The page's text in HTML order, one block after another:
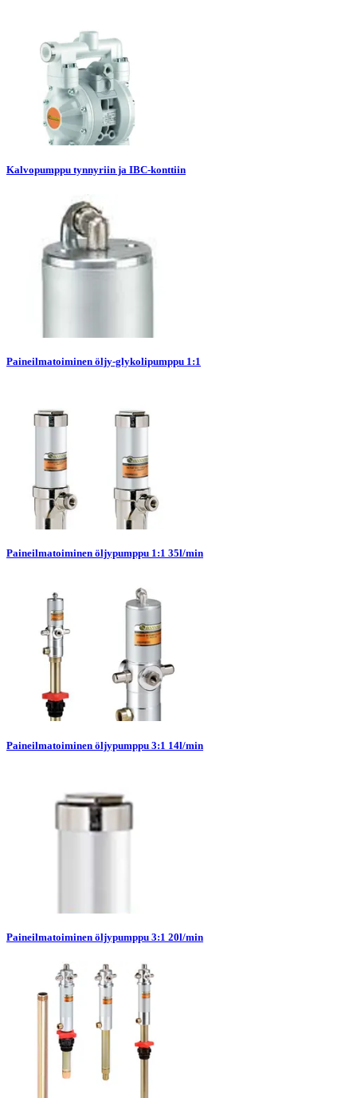
Kalvopumppu tynnyriin ja IBC-konttiin
Paineilmatoiminen öljy-glykolipumppu 1:1
Paineilmatoiminen öljypumppu 1:1 35l/min
Paineilmatoiminen öljypumppu 3:1 14l/min
Paineilmatoiminen öljypumppu 3:1 20l/min